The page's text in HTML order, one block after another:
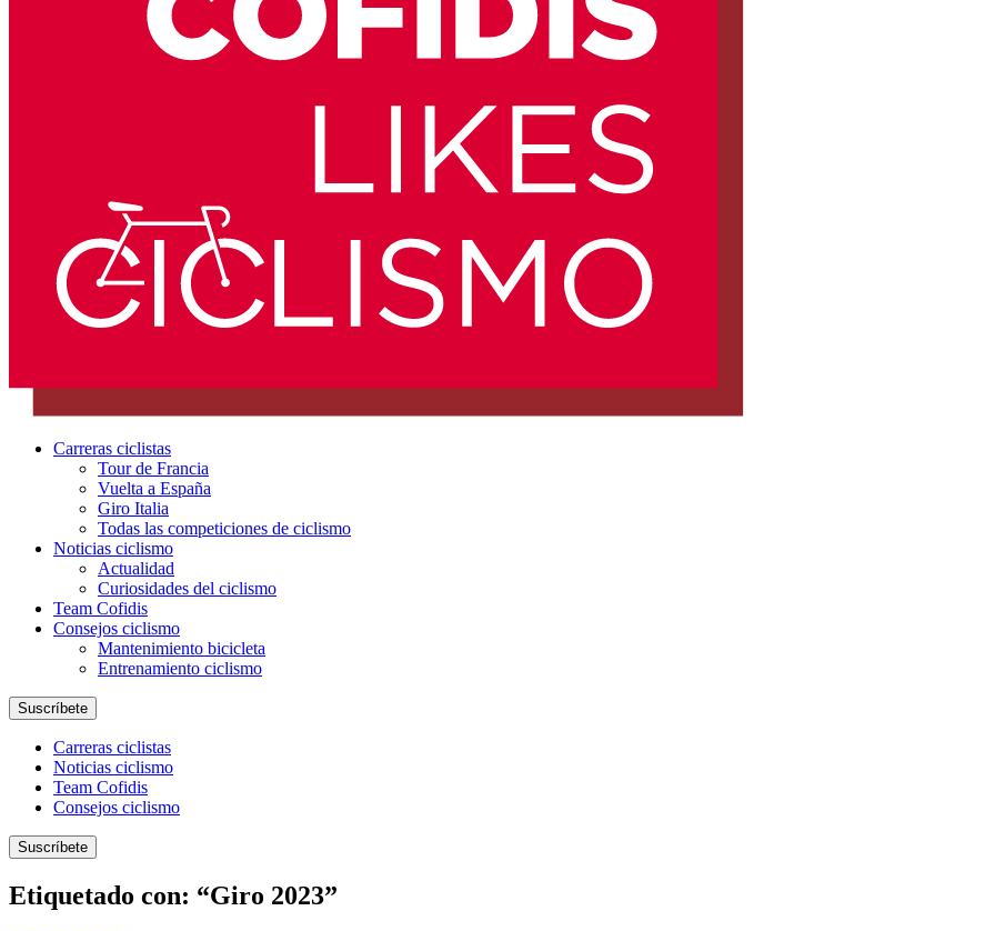
Carreras ciclistas
Tour de Francia
Vuelta a España
Giro Italia
Todas las competiciones de ciclismo
Noticias ciclismo
Actualidad
Curiosidades del ciclismo
Team Cofidis
Consejos ciclismo
Mantenimiento bicicleta
Entrenamiento ciclismo
Suscríbete
Carreras ciclistas
Noticias ciclismo
Team Cofidis
Consejos ciclismo
Suscríbete
Etiquetado con: “Giro 2023”